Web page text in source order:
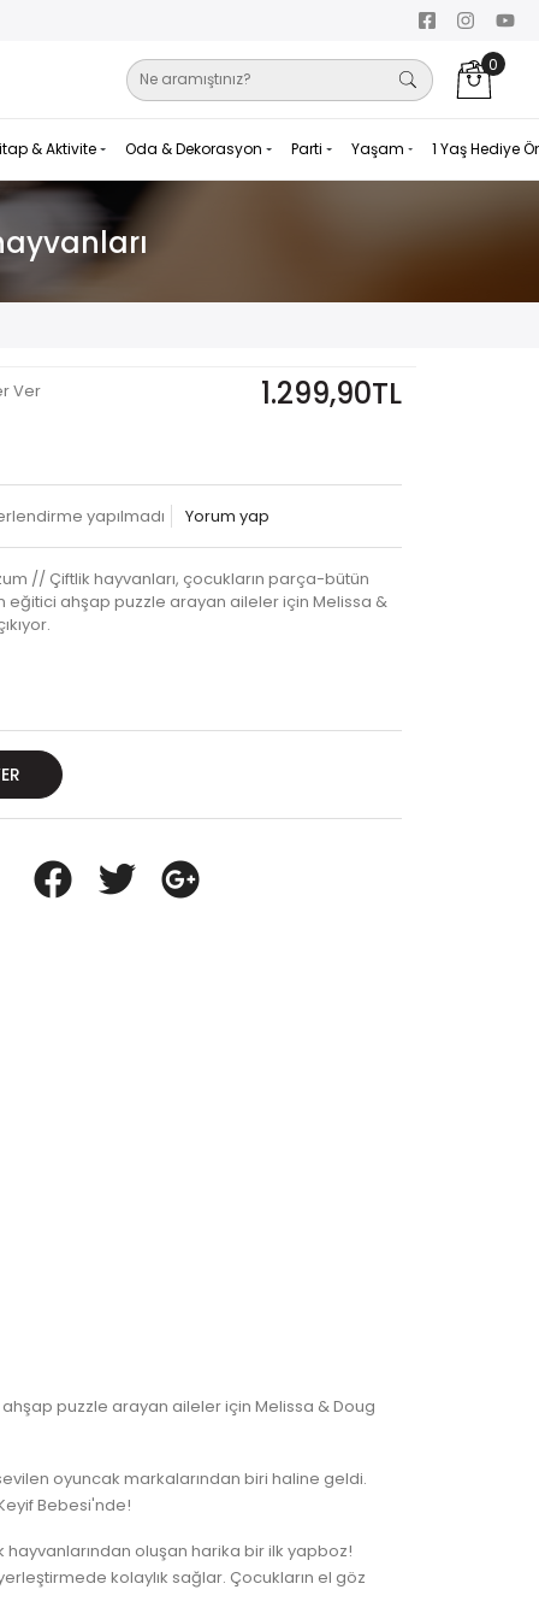
0
& Aktivite Oda & Dekorasyon Parti Yaşam 1 Yaş Hediye
Ver 1.299,90TL
yapılmadı Yorum yap
// Çiftlik hayvanları, çocukların parça-bütün
eğitici ahşap puzzle arayan aileler için Melissa &
puzzle arayan aileler için Melissa & Doug
oyuncak markalarından biri haline geldi.
Bebesi'nde!
hayvanlarından oluşan harika bir ilk yapboz!
kolaylık sağlar. Çocukların el göz